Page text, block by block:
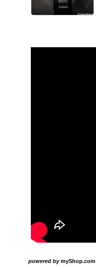
powered bymyShop.com